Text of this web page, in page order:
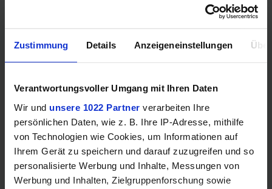
Zustimmung Details Anzeigeneinstellungen
Verantwortungsvoller Umgang mit Ihren Daten
Wir und unsere 1022 Partner verarbeiten Ihre
persönlichen Daten, wie z. B. Ihre IP-Adresse, mithilfe
von Technologien wie Cookies, um Informationen auf
Ihrem Gerät zu speichern und darauf zuzugreifen und so
personalisierte Werbung und Inhalte, Messungen von
Werbung und Inhalten, Zielgruppenforschung sowie
AMD Radeon RX 7900 XT - 20GB
AVG
155.5 FPS
1%
104.2 FPS
Black Myth: Wukong
AMD Radeon RX 7900 XT - 20GB
AVG
36.4 FPS
1%
29.9 FPS